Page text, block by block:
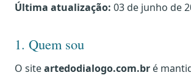
Última atualização: 03 de junho de
1. Quem sou
O siteartedodialogo.com.br é